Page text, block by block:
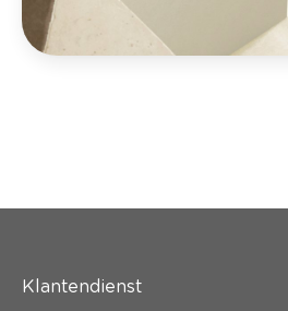
Klantendienst